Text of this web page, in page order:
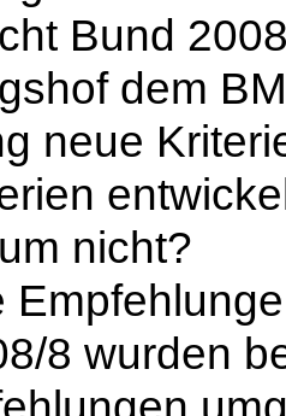
Bund
dem
neue
nicht?
8 wurden